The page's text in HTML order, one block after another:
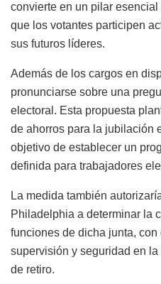
convierte en un pilar
que los votantes participen
sus futuros líderes.
Además de los cargos en
pronunciarse sobre una
electoral. Esta propuesta
de ahorros para la jubilación
objetivo de establecer un
definida para trabajadores
La medida también
Philadelphia a determinar la
funciones de dicha junta,
supervisión y seguridad en
de retiro.